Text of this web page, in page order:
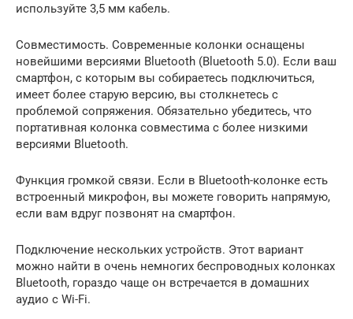
используйте 3,5 мм кабель.
Совместимость. Современные колонки оснащены
новейшими версиями Bluetooth (Bluetooth 5.0). Если ваш
смартфон, с которым вы собираетесь подключиться,
имеет более старую версию, вы столкнетесь с
проблемой сопряжения. Обязательно убедитесь, что
портативная колонка совместима с более низкими
версиями Bluetooth.
Функция громкой связи. Если в Bluetooth-колонке есть
встроенный микрофон, вы можете говорить напрямую,
если вам вдруг позвонят на смартфон.
Подключение нескольких устройств. Этот вариант
можно найти в очень немногих беспроводных колонках
Bluetooth, гораздо чаще он встречается в домашних
аудио с Wi-Fi.